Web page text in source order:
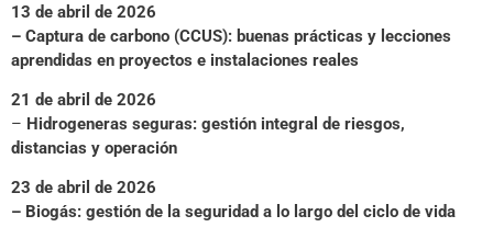
13 de abril de 2026
– Captura de carbono (CCUS): buenas prácticas y lecciones
aprendidas en proyectos e instalaciones reales
21 de abril de 2026
– Hidrogeneras seguras: gestión integral de riesgos,
distancias y operación
23 de abril de 2026
– Biogás: gestión de la seguridad a lo largo del ciclo de vida